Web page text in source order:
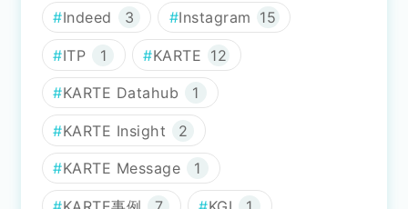
Indeed 3 Instagram 15
ITP 1 KARTE 12
KARTE Datahub 1
KARTE Insight 2
KARTE Message 1